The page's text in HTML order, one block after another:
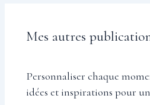
Mes autres
Personnaliser chaque
idées et inspirations pour